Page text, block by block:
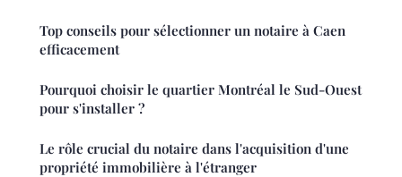
Top conseils pour sélectionner un notaire à Caen
efficacement
Pourquoi choisir le quartier Montréal le Sud-Ouest
pour s'installer ?
Le rôle crucial du notaire dans l'acquisition d'une
propriété immobilière à l'étranger